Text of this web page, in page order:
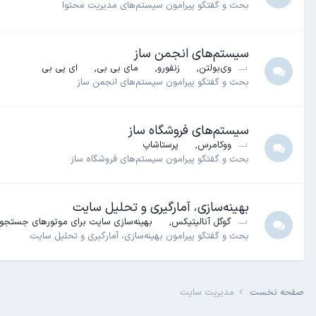
بحث و گفتگو پیرامون سیستم‌های مدیریت محتوا
سیستم‌های انجمن ساز
وی‌بولتن زنفورو مای بی بی
ای پی بی
بحث و گفتگو پیرامون سیستم‌های انجمن ساز
سیستم‌های فروشگاه ساز
ووکامرس
پرستاشاپ
بحث و گفتگو پیرامون سیستم‌های فروشگاه ساز
بهینه‌سازی، آمارگیری و تحلیل سایت
گوگل آنالیتیکس
بهینه‌سازی سایت برای موتورهای
بحث و گفتگو پیرامون بهینه‌سازی، آمارگیری و تحلیل سایت
صفحه نخست مدیریت سایت